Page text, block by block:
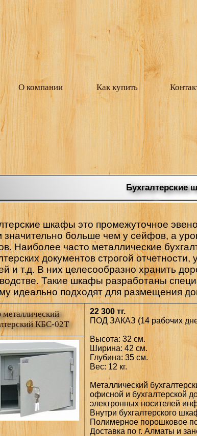
О компании Как купить
шкафы это промежуточное
значительно больше чем у сейфов, а
Наиболее часто металлические
документов строгой
и т.д. В них целесообразно хранить
Такие шкафы разработаны
идеально подходят для размещения
КБС-02Т
22 300 тг.
ПОД ЗАКАЗ (14 рабочих
Высота: 32 см.
Ширина: 42 см.
Глубина: 35 см.
Вес: 12 кг.
Металлический
офисной и бухгалтерской
электронных носителей
Внутри бухгалтерского
Полимерное порошковое
Доставка по г. Алматы и